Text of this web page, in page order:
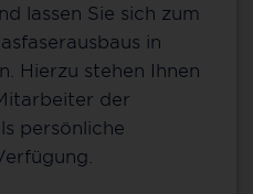
lassen Sie sich zum
in
Hierzu stehen Ihnen
der
persönliche